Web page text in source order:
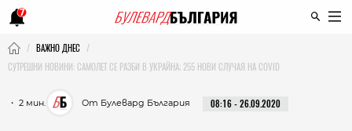
7
ВАЖНО ДНЕС
СУТРЕШНИ НОВИНИ: САМОЛЕТ СЕ РАЗБИ В УКРАЙНА; 255 НОВИ СЛУЧАЯ НА COVID
・ 2 мин. От Булевард България 08:16 - 26.09.2020